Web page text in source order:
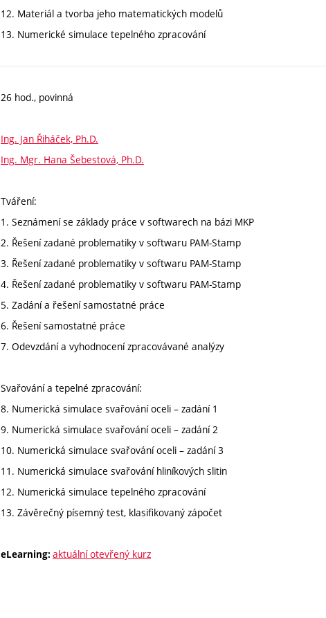
12. Materiál a tvorba jeho matematických modelů
13. Numerické simulace tepelného zpracování
26 hod., povinná
Ing. Jan Řiháček, Ph.D.
Ing. Mgr. Hana Šebestová, Ph.D.
Tváření:
1. Seznámení se základy práce v softwarech na bázi MKP
2. Řešení zadané problematiky v softwaru PAM-Stamp
3. Řešení zadané problematiky v softwaru PAM-Stamp
4. Řešení zadané problematiky v softwaru PAM-Stamp
5. Zadání a řešení samostatné práce
6. Řešení samostatné práce
7. Odevzdání a vyhodnocení zpracovávané analýzy
Svařování a tepelné zpracování:
8. Numerická simulace svařování oceli – zadání 1
9. Numerická simulace svařování oceli – zadání 2
10. Numerická simulace svařování oceli – zadání 3
11. Numerická simulace svařování hliníkových slitin
12. Numerická simulace tepelného zpracování
13. Závěrečný písemný test, klasifikovaný zápočet
eLearning: aktuální otevřený kurz